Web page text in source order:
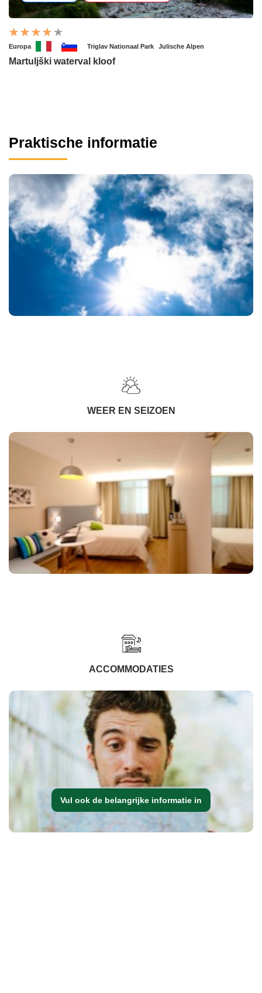
Europa Triglav Nationaal Park Julische Alpen
Martuljški waterval kloof
Praktische informatie
WEER EN SEIZOEN
ACCOMMODATIES
Vul ook de belangrijke informatie in